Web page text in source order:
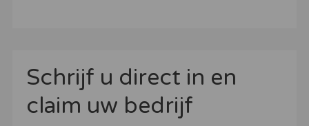
Schrijf u direct in en
claim uw bedrijf